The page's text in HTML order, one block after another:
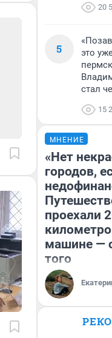
20
5
это
стал
15
МНЕНИЕ
«Нет
городов,
проехали
машине —
того